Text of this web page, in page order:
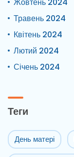
Травень 2024
Квітень 2024
Лютий 2024
Січень 2024
Теги
День матері